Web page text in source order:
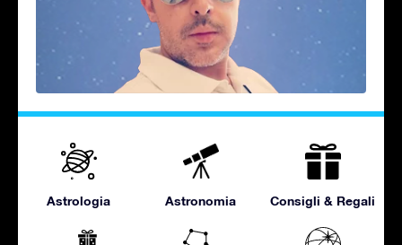
Astrologia Astronomia Consigli & Regali